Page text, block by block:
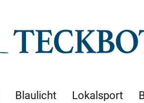
Blaulicht Lokalsport